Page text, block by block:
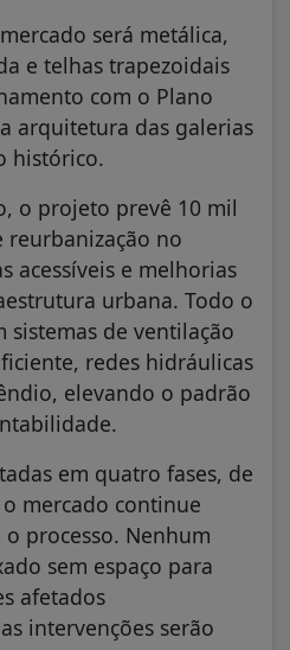
será metálica,
e telhas trapezoidais
com o Plano
arquitetura das galerias
histórico.
o projeto prevê 10 mil
reurbanização no
acessíveis e melhorias
urbana. Todo o
sistemas de ventilação
redes hidráulicas
elevando o padrão
em quatro fases, de
mercado continue
processo. Nenhum
sem espaço para
afetados
intervenções serão